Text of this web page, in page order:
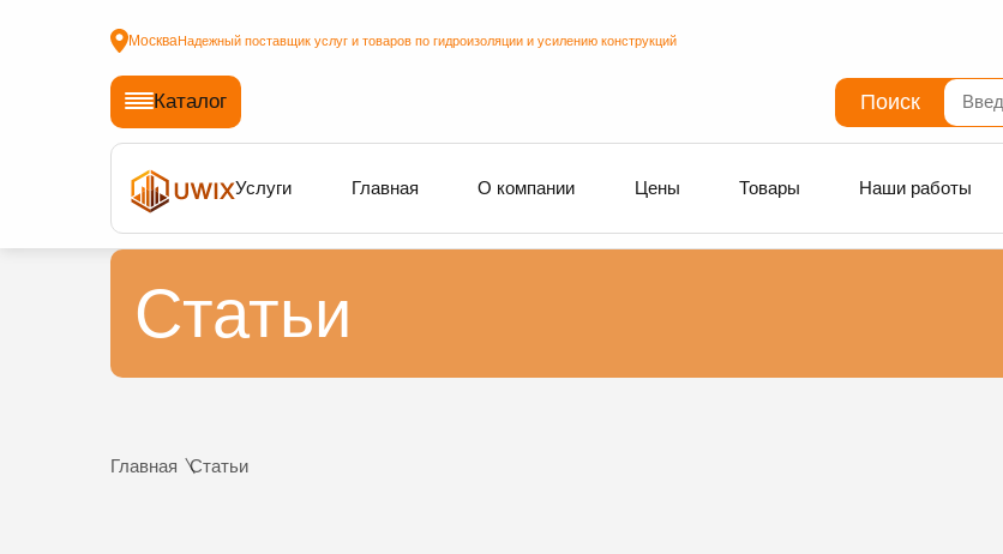
МоскваНадежный поставщик услуг и товаров по гидроизоляции и усилению конструкций
Каталог Поиск
Услуги Главная О компании Цены Товары Наши работы
Статьи
Главная Статьи